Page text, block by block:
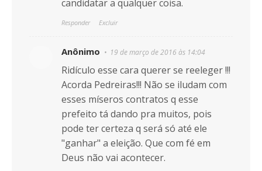
candidatar a qualquer coisa.
Responder Excluir
Anônimo 19 de março de 2016 às 14:04
Ridículo esse cara querer se reeleger !!!
Acorda Pedreiras!!! Não se iludam com
esses míseros contratos q esse
prefeito tá dando pra muitos, pois
pode ter certeza q será só até ele
"ganhar" a eleição. Que com fé em
Deus não vai acontecer.